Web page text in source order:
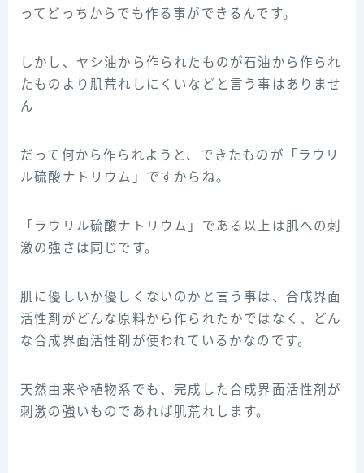
ってどっちからでも作る事ができるんです。
しかし、ヤシ油から作られたものが石油から作られ
たものより肌荒れしにくいなどと言う事はありませ
ん
だって何から作られようと、できたものが「ラウリ
ル硫酸ナトリウム」ですからね。
「ラウリル硫酸ナトリウム」である以上は肌への刺
激の強さは同じです。
肌に優しいか優しくないのかと言う事は、合成界面
活性剤がどんな原料から作られたかではなく、どん
な合成界面活性剤が使われているかなのです。
天然由来や植物系でも、完成した合成界面活性剤が
刺激の強いものであれば肌荒れします。